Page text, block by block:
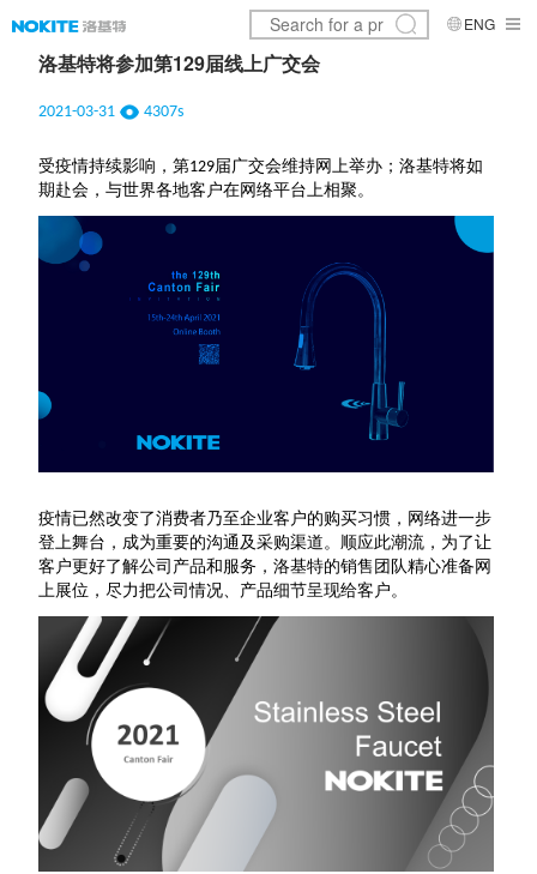
ENG
洛基特将参加第129届线上广交会
2021-03-31 4307s
受疫情持续影响，第129届广交会维持网上举办；洛基特将如
期赴会，与世界各地客户在网络平台上相聚。
疫情已然改变了消费者乃至企业客户的购买习惯，网络进一步
登上舞台，成为重要的沟通及采购渠道。顺应此潮流，为了让
客户更好了解公司产品和服务，洛基特的销售团队精心准备网
上展位，尽力把公司情况、产品细节呈现给客户。